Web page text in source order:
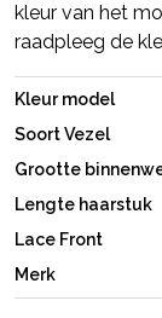
kleur van het
raadpleeg de
Kleur model
Soort Vezel
Grootte
Lengte haarstuk
Lace Front
Merk